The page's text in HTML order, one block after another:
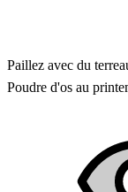
Paillez avec du
Poudre d'os au